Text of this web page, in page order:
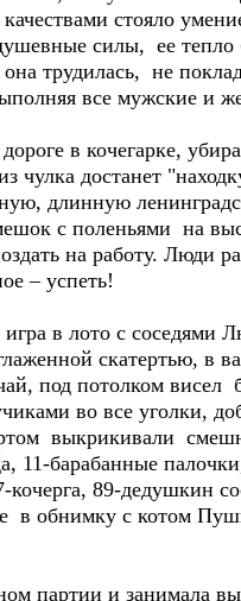
стояло
силы, ее
трудилась, не
все мужские и
в кочегарке,
чулка достанет
длинную
с поленьями на
на работу. Люди
– успеть!
в лото с
скатертью, в
под потолком висел
во все уголки,
выкрикивали
11-барабанные
кочерга, 89-дедушкин
в обнимку с котом
партии и занимала